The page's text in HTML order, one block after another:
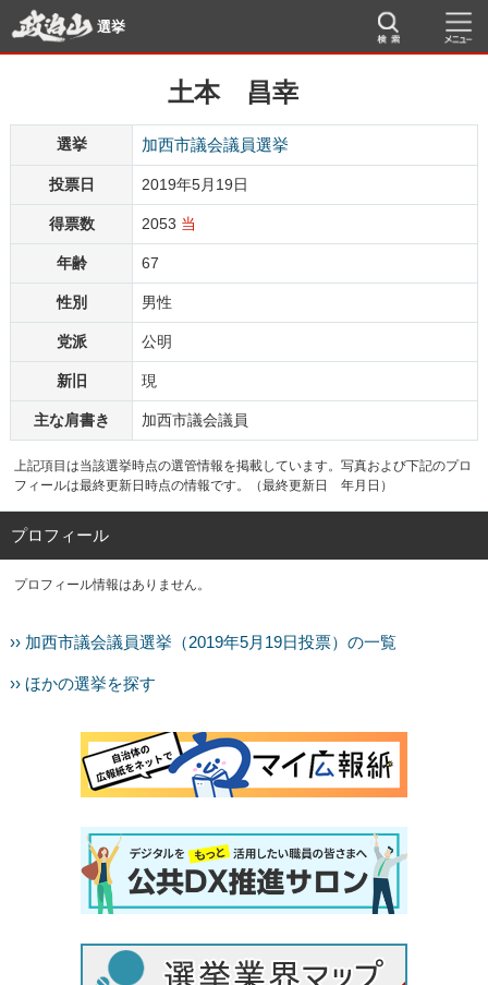
選挙
土本 昌幸
選挙 加西市議会議員選挙
投票日 2019年5月19日
得票数 2053 当
年齢 67
性別 男性
党派 公明
新旧 現
主な肩書き 加西市議会議員
上記項目は当該選挙時点の選管情報を掲載しています。写真および下記のプロ
フィールは最終更新日時点の情報です。（最終更新日 年月日）
プロフィール
プロフィール情報はありません。
›› 加西市議会議員選挙（2019年5月19日投票）の一覧
›› ほかの選挙を探す